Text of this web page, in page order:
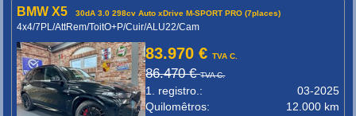
BMW X5 30dA 3.0 298cv Auto xDrive M-SPORT PRO (7places)
4x4/7PL/AttRem/ToitO+P/Cuir/ALU22/Cam
83.970 €TVA C.
86.470 €TVA C.
1. registro.:
03-2025
Quilomêtros:
12.000 km